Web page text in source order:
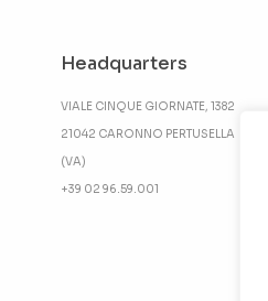
Headquarters
VIALE CINQUE GIORNATE, 1382
21042 CARONNO PERTUSELLA
(VA)
+39 02 96.59.001